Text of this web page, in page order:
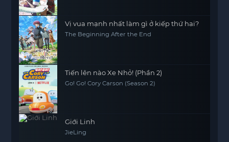
Vị vua mạnh nhất làm gì ở kiếp thứ hai?
The Beginning After the End
Tiến lên nào Xe Nhỏ! (Phần 2)
Go! Go! Cory Carson (Season 2)
Giới Linh
JieLing